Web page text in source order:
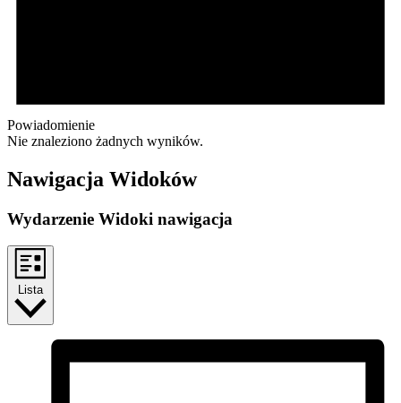
Powiadomienie
Nie znaleziono żadnych wyników.
Nawigacja Widoków
Wydarzenie Widoki nawigacja
Lista